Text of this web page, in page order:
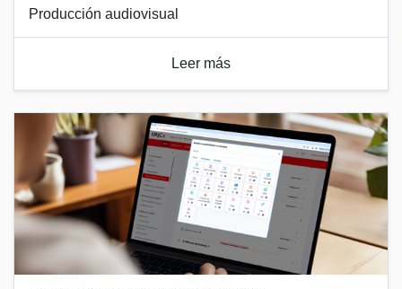
Producción audiovisual
Leer más